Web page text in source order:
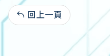
回上一頁